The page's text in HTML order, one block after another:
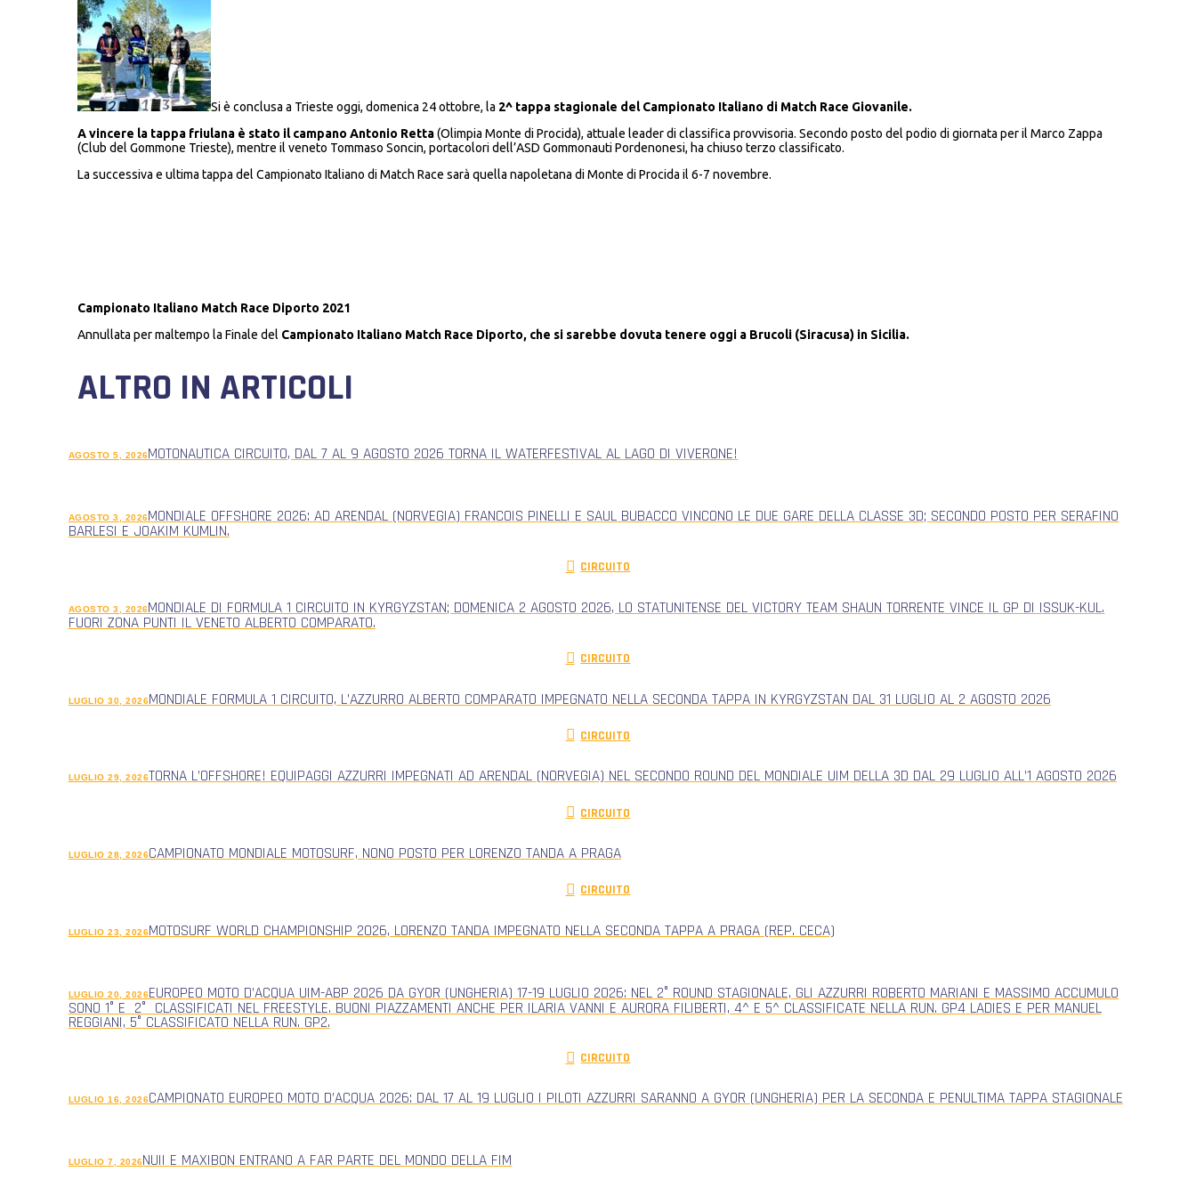
Si è conclusa a Trieste oggi, domenica 24 ottobre, la 2^ tappa stagionale del Campionato Italiano di Match Race Giovanile.
A vincere la tappa friulana è stato il campano Antonio Retta(Olimpia Monte di Procida), attuale leader di classifica provvisoria. Secondo posto del podio di giornata per il Marco Zappa
(Club del Gommone Trieste), mentre il veneto Tommaso Soncin, portacolori dell’ASD Gommonauti Pordenonesi, ha chiuso terzo classificato.
La successiva e ultima tappa del Campionato Italiano di Match Race sarà quella napoletana di Monte di Procida il 6-7 novembre.
Campionato Italiano Match Race Diporto 2021
Annullata per maltempo la Finale del Campionato Italiano Match Race Diporto, che si sarebbe dovuta tenere oggi a Brucoli (Siracusa) in Sicilia.
ALTRO IN ARTICOLI
AGOSTO 5, 2026MOTONAUTICA CIRCUITO, DAL 7 AL 9 AGOSTO 2026 TORNA IL WATERFESTIVAL AL LAGO DI VIVERONE!
AGOSTO 3, 2026MONDIALE OFFSHORE 2026: AD ARENDAL (NORVEGIA) FRANCOIS PINELLI E SAUL BUBACCO VINCONO LE DUE GARE DELLA CLASSE 3D; SECONDO POSTO PER SERAFINO
BARLESI E JOAKIM KUMLIN.
CIRCUITO
AGOSTO 3, 2026MONDIALE DI FORMULA 1 CIRCUITO IN KYRGYZSTAN; DOMENICA 2 AGOSTO 2026, LO STATUNITENSE DEL VICTORY TEAM SHAUN TORRENTE VINCE IL GP DI ISSUK-KUL.
FUORI ZONA PUNTI IL VENETO ALBERTO COMPARATO.
CIRCUITO
LUGLIO 30, 2026MONDIALE FORMULA 1 CIRCUITO, L’AZZURRO ALBERTO COMPARATO IMPEGNATO NELLA SECONDA TAPPA IN KYRGYZSTAN DAL 31 LUGLIO AL 2 AGOSTO 2026
CIRCUITO
LUGLIO 29, 2026TORNA L’OFFSHORE! EQUIPAGGI AZZURRI IMPEGNATI AD ARENDAL (NORVEGIA) NEL SECONDO ROUND DEL MONDIALE UIM DELLA 3D DAL 29 LUGLIO ALL’1 AGOSTO 2026
CIRCUITO
LUGLIO 28, 2026CAMPIONATO MONDIALE MOTOSURF, NONO POSTO PER LORENZO TANDA A PRAGA
CIRCUITO
LUGLIO 23, 2026MOTOSURF WORLD CHAMPIONSHIP 2026, LORENZO TANDA IMPEGNATO NELLA SECONDA TAPPA A PRAGA (REP. CECA)
LUGLIO 20, 2026EUROPEO MOTO D’ACQUA UIM-ABP 2026 DA GYOR (UNGHERIA) 17-19 LUGLIO 2026: NEL 2° ROUND STAGIONALE, GLI AZZURRI ROBERTO MARIANI E MASSIMO ACCUMULO
SONO 1° E 2° CLASSIFICATI NEL FREESTYLE. BUONI PIAZZAMENTI ANCHE PER ILARIA VANNI E AURORA FILIBERTI, 4^ E 5^ CLASSIFICATE NELLA RUN. GP4 LADIES E PER MANUEL
REGGIANI, 5° CLASSIFICATO NELLA RUN. GP2.
CIRCUITO
LUGLIO 16, 2026CAMPIONATO EUROPEO MOTO D’ACQUA 2026: DAL 17 AL 19 LUGLIO I PILOTI AZZURRI SARANNO A GYOR (UNGHERIA) PER LA SECONDA E PENULTIMA TAPPA STAGIONALE
LUGLIO 7, 2026NUII E MAXIBON ENTRANO A FAR PARTE DEL MONDO DELLA FIM